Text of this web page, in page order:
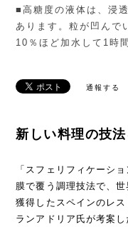
■高糖度の液体は、浸
あります。粒が凹んで
10％ほど加水して1時
通報する
新しい料理の技法
「スフェリフィケーシ
膜で覆う調理技法で、
獲得したスペインのレ
ランアドリア氏が考案し